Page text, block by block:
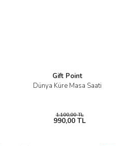
Gift Point
Dünya Küre Masa Saati
1.100,00 TL
990,00 TL